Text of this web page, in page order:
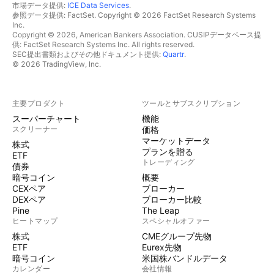
市場データ提供: ICE Data Services.
参照データ提供: FactSet. Copyright © 2026 FactSet Research Systems
Inc.
Copyright © 2026, American Bankers Association. CUSIPデータベース提
供: FactSet Research Systems Inc. All rights reserved.
SEC提出書類およびその他ドキュメント提供: Quartr.
© 2026 TradingView, Inc.
主要プロダクト
スーパーチャート
スクリーナー
株式
ETF
債券
暗号コイン
CEXペア
DEXペア
Pine
ヒートマップ
株式
ETF
暗号コイン
カレンダー
ツールとサブスクリプション
機能
価格
マーケットデータ
プランを贈る
トレーディング
概要
ブローカー
ブローカー比較
The Leap
スペシャルオファー
CMEグループ先物
Eurex先物
米国株バンドルデータ
会社情報